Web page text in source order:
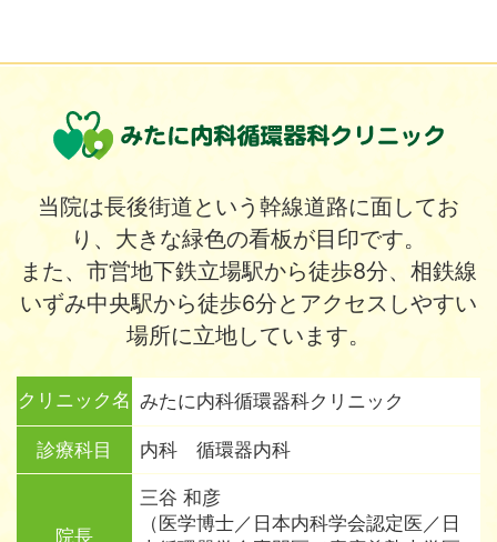
当院は長後街道という幹線道路に面してお
り、大きな緑色の看板が目印です。
また、市営地下鉄立場駅から徒歩8分、相鉄線
いずみ中央駅から徒歩6分とアクセスしやすい
場所に立地しています。
クリニック名 みたに内科循環器科クリニック
診療科目 内科 循環器内科
院長
三谷 和彦
（医学博士／日本内科学会認定医／日